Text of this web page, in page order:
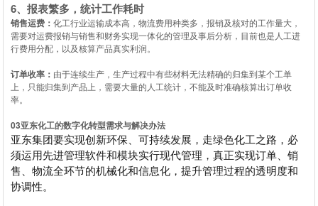
6、报表繁多，统计工作耗时
销售运费：化工行业运输成本高，物流费用种类多，报销及核对的工作量大，
需要对运费报销与销售和财务实现一体化的管理及事后分析，目前也是人工进
行费用分配，以及核算产品真实利润。
订单收率： 由于连续生产，生产过程中有些材料无法精确的归集到某个工单
上，只能归集到产品上，需要大量的人工统计，不能及时准确核算出订单收
率。
03亚东化工的数字化转型需求与解决办法
亚东集团要实现创新环保、可持续发展，走绿色化工之路，必
须运用先进管理软件和模块实行现代管理，真正实现订单、销
售、物流全环节的机械化和信息化，提升管理过程的透明度和
协调性。